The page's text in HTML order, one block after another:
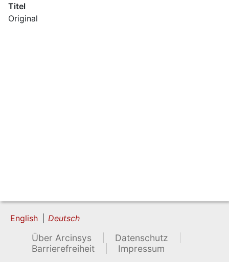
Titel
Original
English Deutsch
Über Arcinsys
Datenschutz
Barrierefreiheit
Impressum